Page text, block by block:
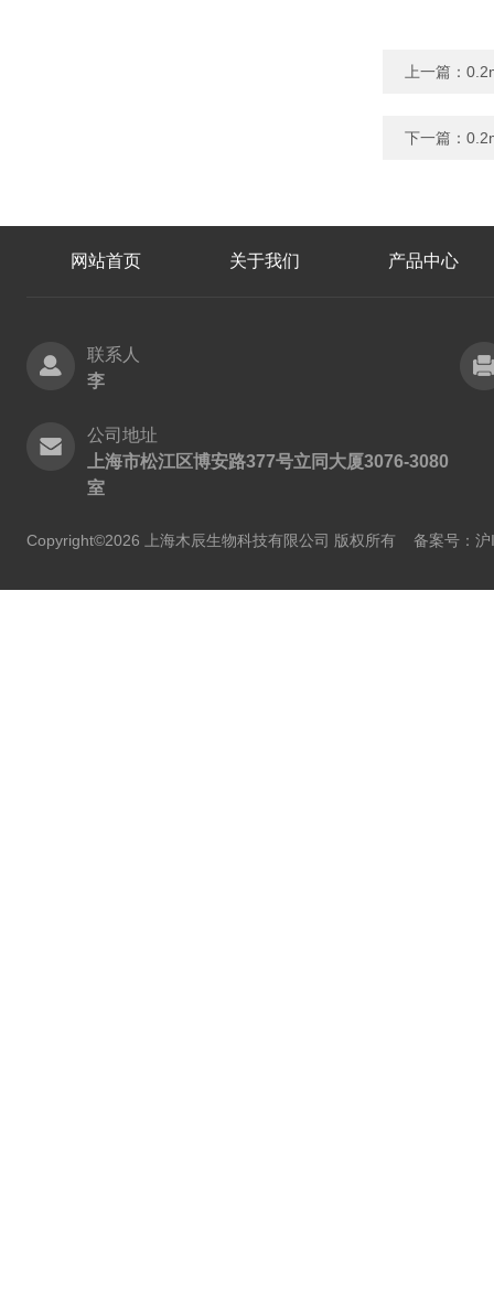
上一篇：
下一篇：
网站首页 关于我们 产品中心
联系人
李
公司地址
上海市松江区博安路377号立同大厦3076-3080
室
Copyright©2026 上海木辰生物科技有限公司 版权所有 备案号：